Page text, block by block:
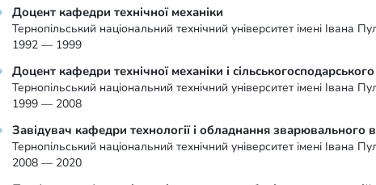
Доцент кафедри технічної механіки
Тернопільський національний технічний університет імені Івана
1992 — 1999
Доцент кафедри технічної механіки і
Тернопільський національний технічний університет імені Івана
1999 — 2008
Завідувач кафедри технології і обладнання зварювального
Тернопільський національний технічний університет імені Івана
2008 — 2020